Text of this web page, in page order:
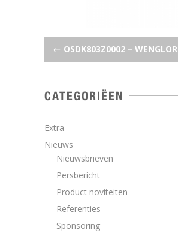
POST NAVIGATION
← OSDK803Z0002 – WENGLOR
CATEGORIËEN
Extra
Nieuws
Nieuwsbrieven
Persbericht
Product noviteiten
Referenties
Sponsoring